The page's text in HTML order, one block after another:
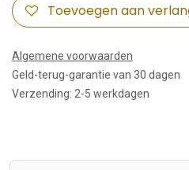
Toevoegen aan
Algemene voorwaarden
Geld-terug-garantie van 30 dagen
Verzending: 2-5 werkdagen